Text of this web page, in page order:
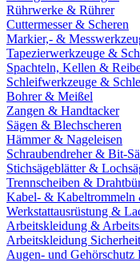
Rührwerke & Rührer
Cuttermesser & Scheren
Markier,- &
Tapezierwerkzeuge &
Spachteln, Kellen &
Schleifwerkzeuge &
Bohrer & Meißel
Zangen & Handtacker
Sägen & Blechscheren
Hämmer & Nageleisen
Schraubendreher & Bit-
Stichsägeblätter &
Trennscheiben &
Kabel- & Kabeltrommeln
Werkstattausrüstung &
Arbeitskleidung &
Arbeitskleidung
Augen- und Gehörschutz